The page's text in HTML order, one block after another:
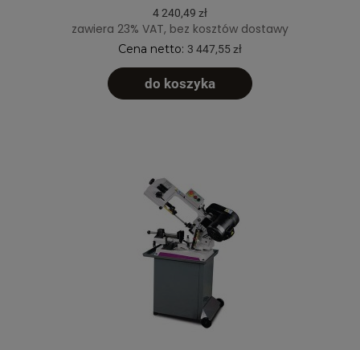
4 240,49 zł
zawiera 23% VAT, bez kosztów dostawy
Cena netto: 3 447,55 zł
do koszyka